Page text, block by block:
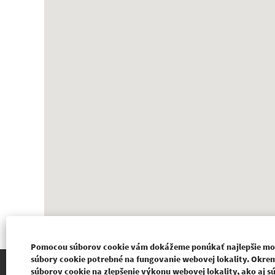
Pomocou súborov cookie vám dokážeme ponúkať najlepšie
súbory cookie potrebné na fungovanie webovej lokality.
súborov cookie na zlepšenie výkonu webovej lokality, ako aj
BUREAUVERITAS.SI